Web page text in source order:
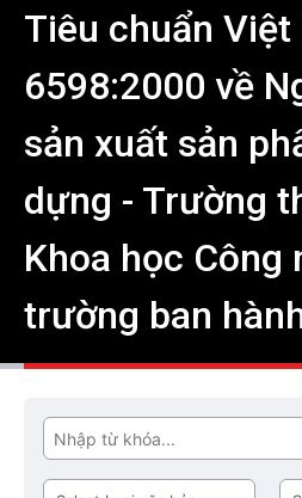
Tiêu chuẩn Việt
6598:2000 về
sản xuất sản
dựng - Trường
Khoa học Công
trường ban
Tìm
Loại